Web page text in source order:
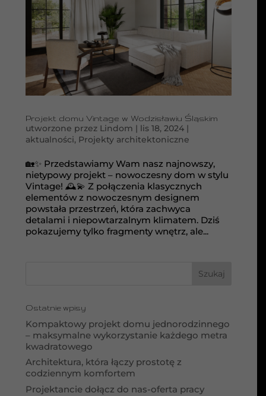
Projekt domu Vintage w Wodzisławiu Śląskim
utworzone przez Lindom | lis 18, 2024 |
aktualności, Projekty architektoniczne
🏡✨ Przedstawiamy Wam nasz najnowszy,
nietypowy projekt – nowoczesny dom w stylu
Vintage! 🕰️💫 Z połączenia klasycznych
elementów z nowoczesnym designem
powstała przestrzeń, która zachwyca
detalami i niepowtarzalnym klimatem. Dziś
pokazujemy tylko fragmenty wnętrz, ale...
Ostatnie wpisy
Kompaktowy projekt domu jednorodzinnego
– maksymalne wykorzystanie każdego metra
kwadratowego
Architektura, która łączy prostotę z
codziennym komfortem
Projektancie dołącz do nas-oferta pracy